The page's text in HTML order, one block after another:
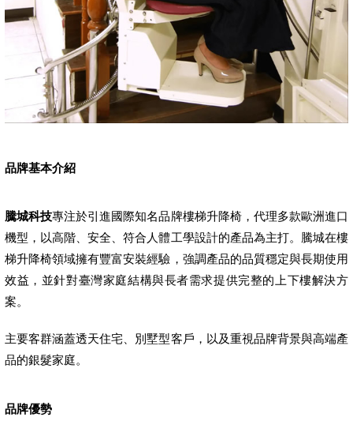
品牌基本介紹
騰城科技專注於引進國際知名品牌樓梯升降椅，代理多款歐洲進口
機型，以高階、安全、符合人體工學設計的產品為主打。騰城在樓
梯升降椅領域擁有豐富安裝經驗，強調產品的品質穩定與長期使用
效益，並針對臺灣家庭結構與長者需求提供完整的上下樓解決方
案。
主要客群涵蓋透天住宅、別墅型客戶，以及重視品牌背景與高端產
品的銀髮家庭。
品牌優勢